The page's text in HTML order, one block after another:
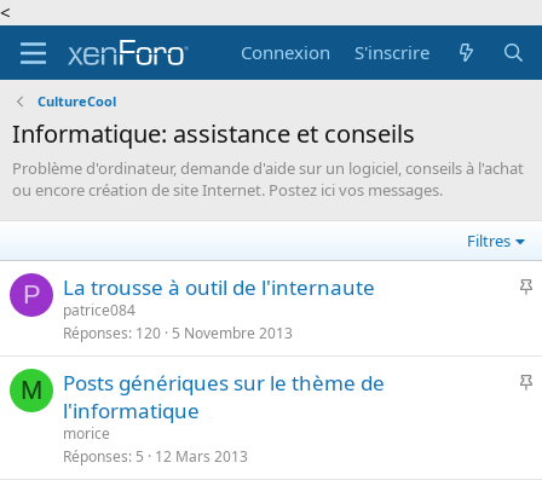
<
Connexion
S'inscrire
CultureCool
Informatique: assistance et conseils
Problème d'ordinateur, demande d'aide sur un logiciel, conseils à l'achat
ou encore création de site Internet. Postez ici vos messages.
Filtres
P
I
o
r
La trousse à outil de l'internaute
patrice084
Réponses 120 5 Novembre 2013
M
I
Posts génériques sur le thème de
l'informatique
morice
Réponses 5 12 Mars 2013